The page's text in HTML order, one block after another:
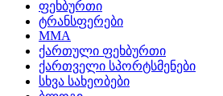
ფეხბურთი
ტრანსფერები
MMA
ქართული ფეხბურთი
ქართველი სპორტსმენები
სხვა სახეობები